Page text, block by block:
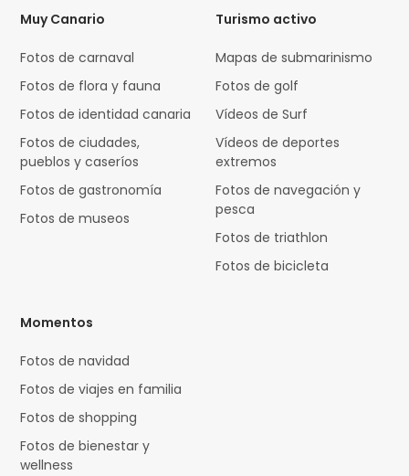
Muy Canario
Fotos de carnaval
Fotos de flora y fauna
Fotos de identidad canaria
Fotos de ciudades,
pueblos y caseríos
Fotos de gastronomía
Fotos de museos
Turismo activo
Mapas de submarinismo
Fotos de golf
Vídeos de Surf
Vídeos de deportes
extremos
Fotos de navegación y
pesca
Fotos de triathlon
Fotos de bicicleta
Momentos
Fotos de navidad
Fotos de viajes en familia
Fotos de shopping
Fotos de bienestar y
wellness